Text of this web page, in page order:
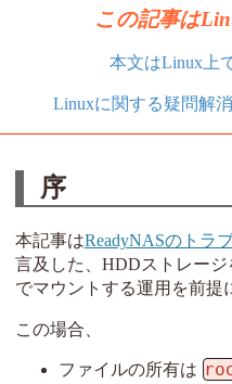
この記事は
本文はLinux上
Linuxに関する疑問解
序
本記事はReadyNASのトラ
言及した、HDDストレージ
でマウントする運用を前提
この場合、
ファイルの所有は